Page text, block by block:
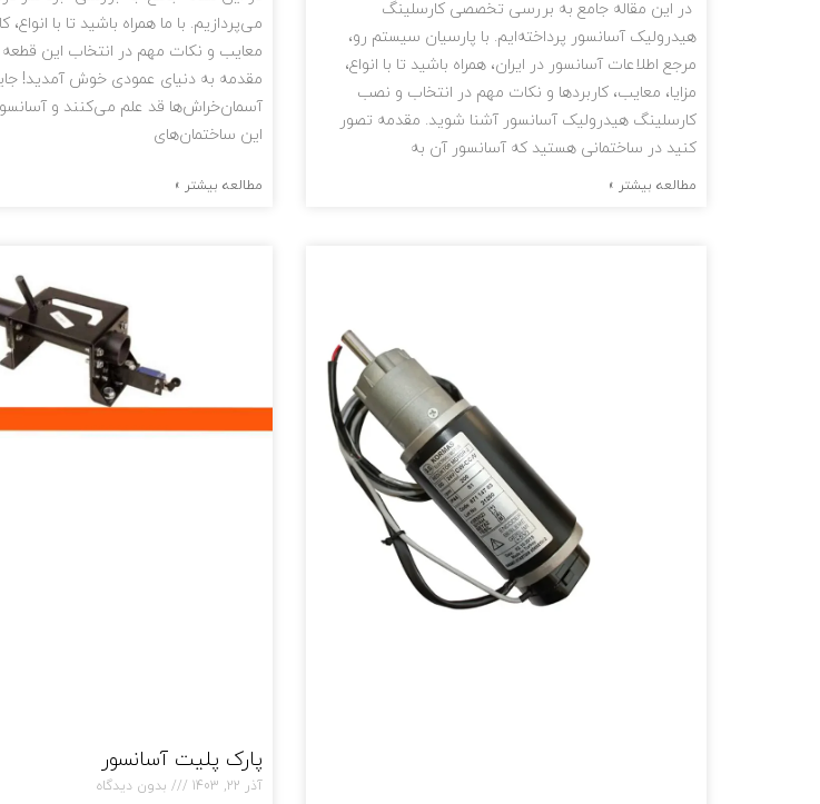
در این مقاله جامع به بررسی تخصصی کارسلینگ
هیدرولیک آسانسور پرداخته‌ایم. با پارسیان سیستم رو،
مرجع اطلاعات آسانسور در ایران، همراه باشید تا با انواع،
مزایا، معایب، کاربردها و نکات مهم در انتخاب و نصب
کارسلینگ هیدرولیک آسانسور آشنا شوید. مقدمه تصور
کنید در ساختمانی هستید که آسانسور آن به
مطالعه بیشتر »
می‌پردازیم. با ما همراه باشید تا با انواع،
معایب و نکات مهم در انتخاب این
مقدمه به دنیای عمودی خوش آمدید!
آسمان‌خراش‌ها قد علم می‌کنند و
این ساختمان‌های
مطالعه بیشتر »
پارک پلیت آسانسور
آذر 22, 1403 بدون دیدگاه